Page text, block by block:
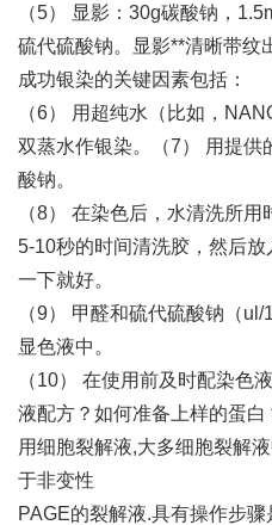
（5） 显影：30g碳酸钠，
硫代硫酸钠。显影**清晰带纹
成功银染的关键因素包括：
（6） 用超纯水（比如，
双蒸水作银染。（7） 用提供
酸钠。
（8） 在染色后，水清洗所
5-10秒的时间清洗胶，然后
一下就好。
（9） 甲醛和硫代硫酸钠（
显色液中。
（10） 在使用前及时配染色
液配方？如何准备上样的蛋
用细胞裂解液,大多细胞裂解
于非变性
PAGE的裂解液.具有操作步